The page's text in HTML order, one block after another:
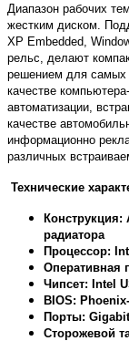
Диапазон рабочих
жестким диском.
XP Embedded , Win
рельс, делают
решением для самых
качестве
автоматизации,
качестве
информационно
различных
Технические
Процессор:
Оперативная
Чипсет: Intel
BIOS:
Порты:
Сторожевой